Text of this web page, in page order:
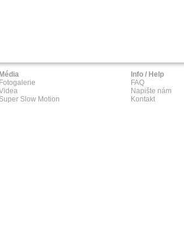
Média
Fotogalerie
Super Slow Motion
Info / Help
FAQ
Napište nám
Kontakt